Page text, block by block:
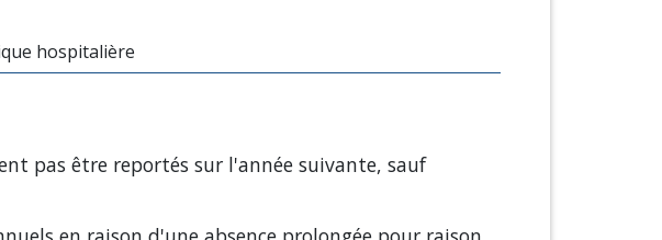
hospitalière
pas être reportés sur l'année suivante, sauf